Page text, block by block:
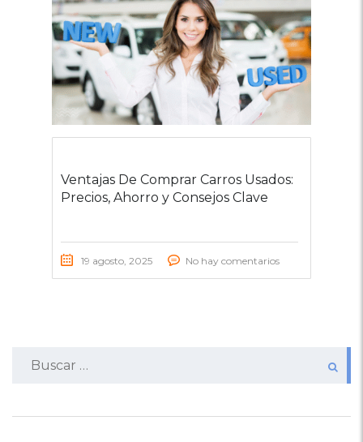
Ventajas De Comprar Carros Usados:
Precios, Ahorro y Consejos Clave
19 agosto, 2025 No hay comentarios